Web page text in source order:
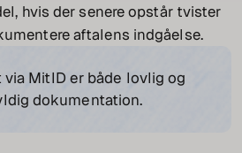
hvis der senere opstår tvister
aftalens indgåelse.
MitID er både lovlig og
dokumentation.